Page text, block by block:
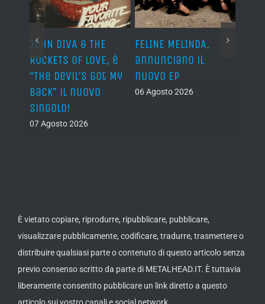
JOHN DIVA & THE
ROCKETS OF LOVE, è
“The Devil’s Got My
Back” il nuovo
singolo!
07 Agosto 2026
FELINE MELINDA,
annunciano il
nuovo EP
06 Agosto 2026
È vietato copiare, riprodurre, ripubblicare, pubblicare,
visualizzare pubblicamente, codificare, tradurre, trasmettere o
distribuire qualsiasi parte o contenuto di questo articolo senza
previo consenso scritto da parte di METALHEAD.IT. È tuttavia
liberamente consentito pubblicare un link diretto a questo
articolo sui vostro canali e social network.